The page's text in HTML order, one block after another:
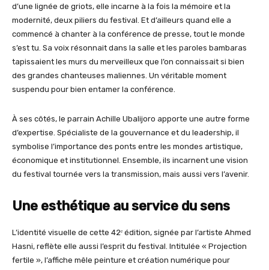
d’une lignée de griots, elle incarne à la fois la mémoire et la
modernité, deux piliers du festival. Et d’ailleurs quand elle a
commencé à chanter à la conférence de presse, tout le monde
s’est tu. Sa voix résonnait dans la salle et les paroles bambaras
tapissaient les murs du merveilleux que l’on connaissait si bien
des grandes chanteuses maliennes. Un véritable moment
suspendu pour bien entamer la conférence.
À ses côtés, le parrain Achille Ubalijoro apporte une autre forme
d’expertise. Spécialiste de la gouvernance et du leadership, il
symbolise l’importance des ponts entre les mondes artistique,
économique et institutionnel. Ensemble, ils incarnent une vision
du festival tournée vers la transmission, mais aussi vers l’avenir.
Une esthétique au service du sens
L’identité visuelle de cette 42ᵉ édition, signée par l’artiste Ahmed
Hasni, reflète elle aussi l’esprit du festival. Intitulée « Projection
fertile », l’affiche mêle peinture et création numérique pour